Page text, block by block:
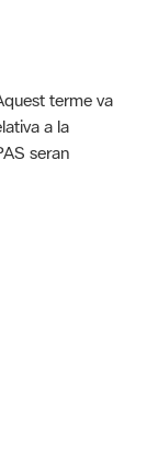
terme va
a la
seran
es de 0 estrellas de